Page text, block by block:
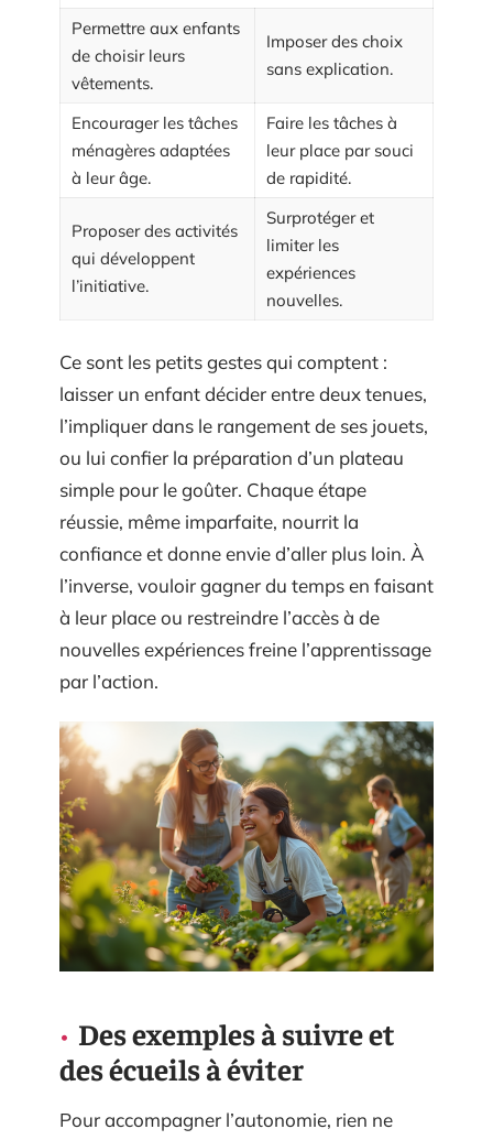
Permettre aux enfants
de choisir leurs
vêtements.
Imposer des choix
sans explication.
Encourager les tâches
ménagères adaptées
à leur âge.
Faire les tâches à
leur place par souci
de rapidité.
Proposer des activités
qui développent
l’initiative.
Surprotéger et
limiter les
expériences
nouvelles.
Ce sont les petits gestes qui comptent :
laisser un enfant décider entre deux tenues,
l’impliquer dans le rangement de ses jouets,
ou lui confier la préparation d’un plateau
simple pour le goûter. Chaque étape
réussie, même imparfaite, nourrit la
confiance et donne envie d’aller plus loin. À
l’inverse, vouloir gagner du temps en faisant
à leur place ou restreindre l’accès à de
nouvelles expériences freine l’apprentissage
par l’action.
Des exemples à suivre et
des écueils à éviter
Pour accompagner l’autonomie, rien ne